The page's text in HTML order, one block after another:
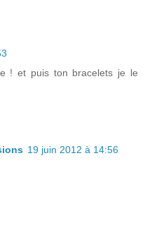
! et puis ton bracelets je le
19 juin 2012 à 14:56